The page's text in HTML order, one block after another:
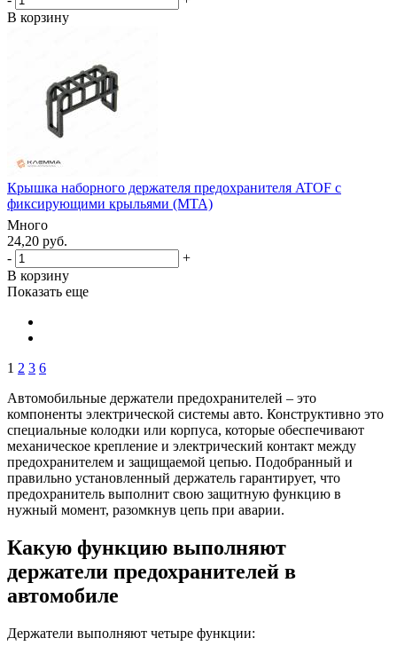
В корзину
Крышка наборного держателя предохранителя ATOF с
фиксирующими крыльями (MTA)
Много
24,20 руб.
-
+
В корзину
Показать еще
1 2 3 6
Автомобильные держатели предохранителей – это
компоненты электрической системы авто. Конструктивно это
специальные колодки или корпуса, которые обеспечивают
механическое крепление и электрический контакт между
предохранителем и защищаемой цепью. Подобранный и
правильно установленный держатель гарантирует, что
предохранитель выполнит свою защитную функцию в
нужный момент, разомкнув цепь при аварии.
Какую функцию выполняют
держатели предохранителей в
автомобиле
Держатели выполняют четыре функции: